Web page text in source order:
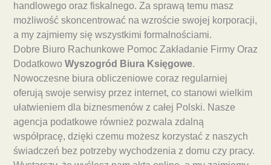
handlowego oraz fiskalnego. Za sprawą temu masz
możliwość skoncentrować na wzroście swojej korporacji,
a my zajmiemy się wszystkimi formalnościami.
Dobre Biuro Rachunkowe Pomoc Zakładanie Firmy Oraz
Dodatkowo Wyszogród Biura Księgowe.
Nowoczesne biura obliczeniowe coraz regularniej
oferują swoje serwisy przez internet, co stanowi wielkim
ułatwieniem dla biznesmenów z całej Polski. Nasze
agencja podatkowe również pozwala zdalną
współpracę, dzięki czemu możesz korzystać z naszych
świadczeń bez potrzeby wychodzenia z domu czy pracy.